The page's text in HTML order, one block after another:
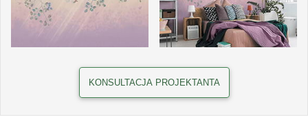
KONSULTACJA PROJEKTANTA